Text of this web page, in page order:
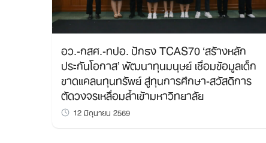
อว.-กสศ.-ทปอ. ปักธง TCAS70 ‘สร้างหลัก
ประกันโอกาส’ พัฒนาทุนมนุษย์ เชื่อมข้อมูลเด็ก
ขาดแคลนทุนทรัพย์ สู่ทุนการศึกษา-สวัสดิการ
ตัดวงจรเหลื่อมล้ำเข้ามหาวิทยาลัย
12 มิถุนายน 2569